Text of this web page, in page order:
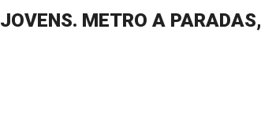
METRO A PARADAS,